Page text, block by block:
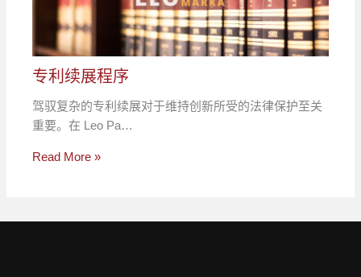
专利续展程序
驾驭复杂的专利续展对于维持创新所受的法律保护至关
重要。在 Leo Pa…
Read More »